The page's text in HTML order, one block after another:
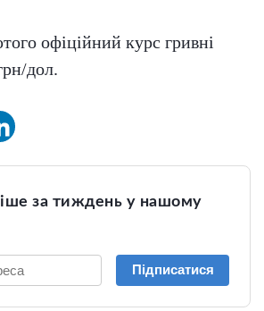
офіційний курс гривні
дол.
за тиждень у нашому
Підписатися